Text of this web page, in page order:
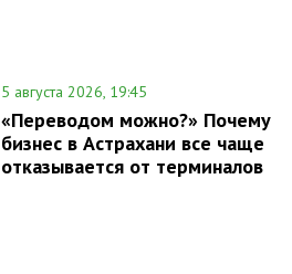
5 августа 2026, 19:45
«Переводом можно?» Почему
бизнес в Астрахани все чаще
отказывается от терминалов